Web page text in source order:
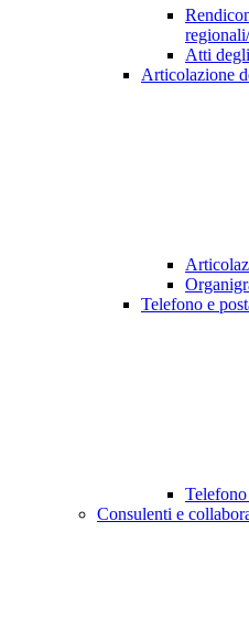
Atti
Articolazione
Telefono e
Telefono
Consulenti e